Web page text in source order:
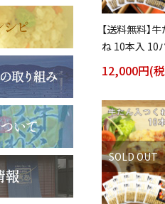
【送料無料】
ね 10本入 10
12,000円(
SOLD OUT